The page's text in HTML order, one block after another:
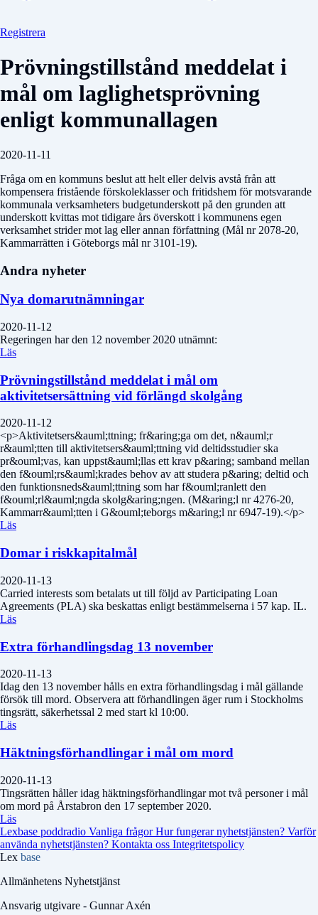
Registrera
Prövningstillstånd meddelat i
mål om laglighetsprövning
enligt kommunallagen
2020-11-11
Fråga om en kommuns beslut att helt eller delvis avstå från att
kompensera fristående förskoleklasser och fritidshem för motsvarande
kommunala verksamheters budgetunderskott på den grunden att
underskott kvittas mot tidigare års överskott i kommunens egen
verksamhet strider mot lag eller annan författning (Mål nr 2078-20,
Kammarrätten i Göteborgs mål nr 3101-19).
Andra nyheter
Nya domarutnämningar
2020-11-12
Regeringen har den 12 november 2020 utnämnt:
Läs
Prövningstillstånd meddelat i mål om
aktivitetsersättning vid förlängd skolgång
2020-11-12
<p>Aktivitetsers&auml;ttning; fr&aring;ga om det, n&auml;r
r&auml;tten till aktivitetsers&auml;ttning vid deltidsstudier ska
pr&ouml;vas, kan uppst&auml;llas ett krav p&aring; samband mellan
den f&ouml;rs&auml;krades behov av att studera p&aring; deltid och
den funktionsneds&auml;ttning som har f&ouml;ranlett den
f&ouml;rl&auml;ngda skolg&aring;ngen. (M&aring;l nr 4276-20,
Kammarr&auml;tten i G&ouml;teborgs m&aring;l nr 6947-19).</p>
Läs
Domar i riskkapitalmål
2020-11-13
Carried interests som betalats ut till följd av Participating Loan
Agreements (PLA) ska beskattas enligt bestämmelserna i 57 kap. IL.
Läs
Extra förhandlingsdag 13 november
2020-11-13
Idag den 13 november hålls en extra förhandlingsdag i mål gällande
försök till mord. Observera att förhandlingen äger rum i Stockholms
tingsrätt, säkerhetssal 2 med start kl 10:00.
Läs
Häktningsförhandlingar i mål om mord
2020-11-13
Tingsrätten håller idag häktningsförhandlingar mot två personer i mål
om mord på Årstabron den 17 september 2020.
Läs
Lexbase poddradio Vanliga frågorHur fungerar nyhetstjänsten? Varför
använda nyhetstjänsten? Kontakta oss Integritetspolicy
Lex base
Allmänhetens Nyhetstjänst
Ansvarig utgivare - Gunnar Axén